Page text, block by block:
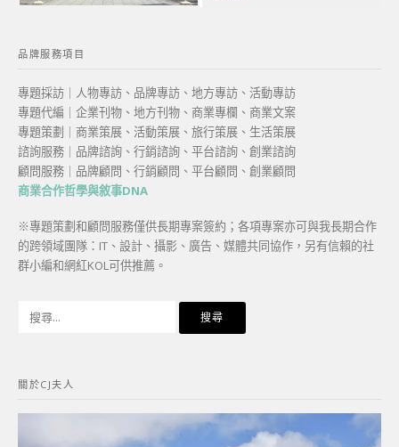
品牌服務項目
專題採訪｜人物專訪、品牌專訪、地方專訪、活動專訪
專題代編｜企業刊物、地方刊物、商業專欄、商業文案
專題策劃｜商業策展、活動策展、旅行策展、生活策展
諮詢服務｜品牌諮詢、行銷諮詢、平台諮詢、創業諮詢
顧問服務｜品牌顧問、行銷顧問、平台顧問、創業顧問
商業合作哲學與敘事DNA
※專題策劃和顧問服務僅供長期專案簽約；各項專案亦可與我長期合作
的跨領域團隊：IT、設計、攝影、廣告、媒體共同協作，另有信賴的社
群小編和網紅KOL可供推薦。
字:
關於CJ夫人